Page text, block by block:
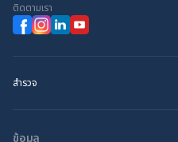
ติดตามเรา
สำรวจ
ข้อมูล